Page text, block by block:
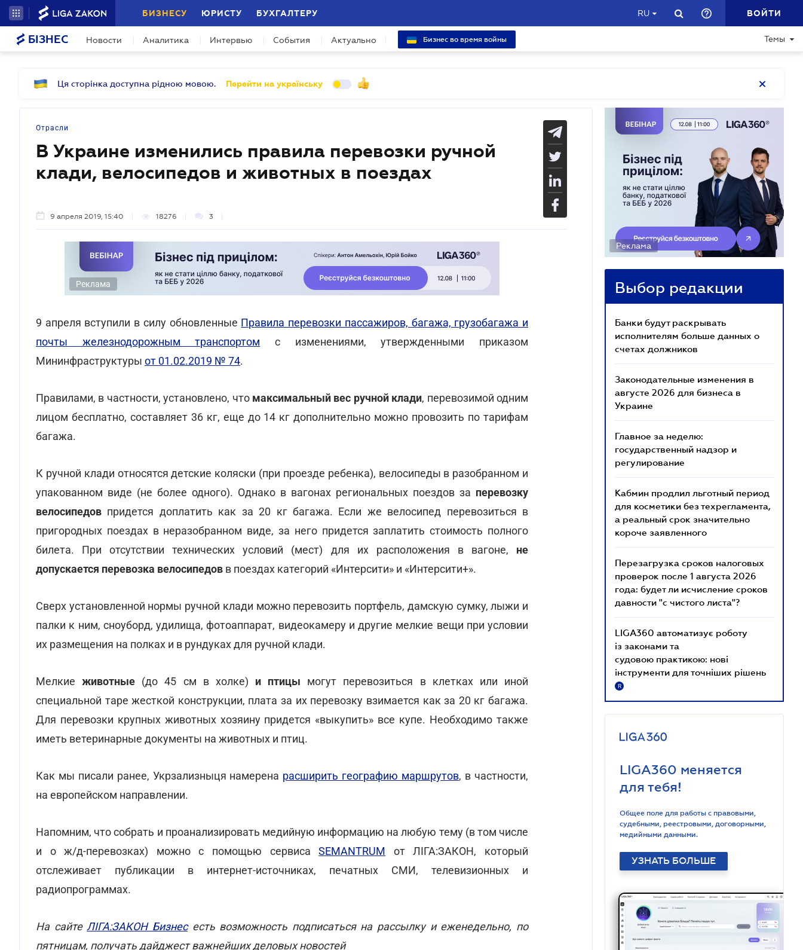
БИЗНЕСУ ЮРИСТУ БУХГАЛТЕРУ RU ВОЙТИ
БІЗНЕС Новости Аналитика Интервью События Актуально Бизнес во время войны Темы
Ця сторінка доступна рідною мовою. Перейти на українську
Отрасли
В Украине изменились правила перевозки ручной
клади, велосипедов и животных в поездах
9 апреля 2019, 15:40 18276 3
Реклама
9 апреля вступили в силу обновленные Правила перевозки пассажиров, багажа, грузобагажа и
почты железнодорожным транспортом с изменениями, утвержденными приказом
Мининфраструктуры от 01.02.2019 № 74.
Правилами, в частности, установлено, что максимальный вес ручной клади, перевозимой одним
лицом бесплатно, составляет 36 кг, еще до 14 кг дополнительно можно провозить по тарифам
багажа.
К ручной клади относятся детские коляски (при проезде ребенка), велосипеды в разобранном и
упакованном виде (не более одного). Однако в вагонах региональных поездов за перевозку
велосипедов придется доплатить как за 20 кг багажа. Если же велосипед перевозиться в
пригородных поездах в неразобранном виде, за него придется заплатить стоимость полного
билета. При отсутствии технических условий (мест) для их расположения в вагоне, не
допускается перевозка велосипедов в поездах категорий «Интерсити» и «Интерсити+».
Сверх установленной нормы ручной клади можно перевозить портфель, дамскую сумку, лыжи и
палки к ним, сноуборд, удилища, фотоаппарат, видеокамеру и другие мелкие вещи при условии
их размещения на полках и в рундуках для ручной клади.
Мелкиеживотные (до 45 см в холке) и птицы могут перевозиться в клетках или иной
специальной таре жесткой конструкции, плата за их перевозку взимается как за 20 кг багажа.
Для перевозки крупных животных хозяину придется «выкупить» все купе. Необходимо также
иметь ветеринарные документы на животных и птиц.
Как мы писали ранее, Укрзализныця намерена расширить географию маршрутов, в частности,
на европейском направлении.
Напомним, что собрать и проанализировать медийную информацию на любую тему (в том числе
и о ж/д-перевозках) можно с помощью сервисаSEMANTRUM от ЛІГА:ЗАКОН, который
отслеживает публикации в интернет-источниках, печатных СМИ, телевизионных и
радиопрограммах.
На сайтеЛІГА:ЗАКОН Бизнесесть возможность подписаться на рассылку и еженедельно, по
пятницам, получать дайджест важнейших деловых новостей
Реклама
Выбор редакции
Банки будут раскрывать
исполнителям больше данных о
счетах должников
Законодательные изменения в
августе 2026 для бизнеса в
Украине
Главное за неделю:
государственный надзор и
регулирование
Кабмин продлил льготный период
для косметики без техрегламента,
а реальный срок значительно
короче заявленного
Перезагрузка сроков налоговых
проверок после 1 августа 2026
года: будет ли исчисление сроков
давности "с чистого листа"?
LIGA360 автоматизує роботу
із законами та
судовою практикою: нові
інструменти для точніших рішень
R
LIGA360 меняется
для тебя!
Общее поле для работы с правовыми,
судебными, реестровыми, договорными,
медийными данными.
УЗНАТЬ БОЛЬШЕ